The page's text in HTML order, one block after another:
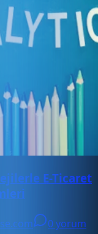
E-Ticaret
0 yorum